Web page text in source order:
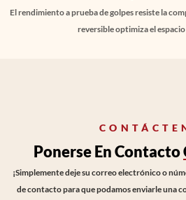
El rendimiento a prueba de golpes resiste la
reversible optimiza el
Ponerse En Contacto
¡Simplemente deje su correo electrónico o
de contacto para que podamos enviarle una